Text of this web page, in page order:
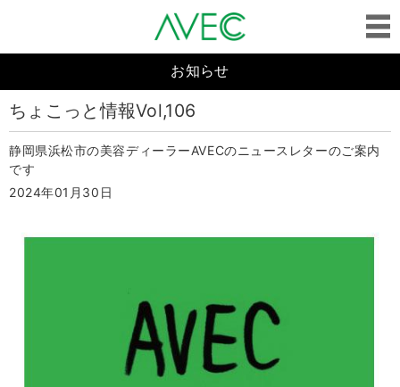
お知らせ
ちょこっと情報Vol,106
静岡県浜松市の美容ディーラーAVECのニュースレターのご案内
です
2024年01月30日